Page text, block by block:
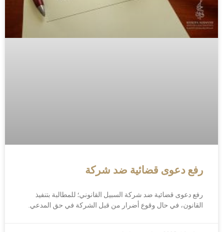
رفع دعوى قضائية ضد شركة
رفع دعوى قضائية ضد شركة السبيل القانوني؛ للمطالبة بتنفيذ
القانون، في حال وقوع أضرار من قبل الشركة في حق المدعي.